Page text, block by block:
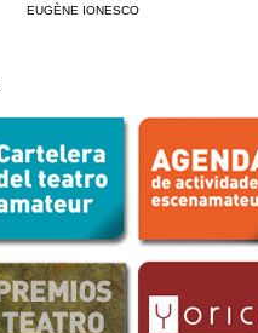
EUGÈNE IONESCO